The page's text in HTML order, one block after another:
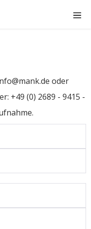
oder
+49 (0) 2689 - 9415 -